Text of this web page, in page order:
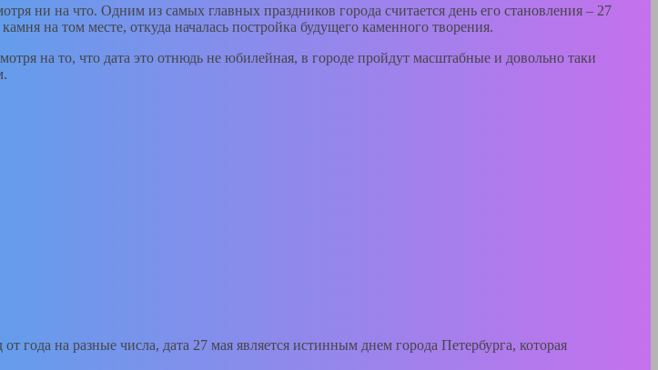
ни на что. Одним из самых главных праздников города считается день его становления – 27
на том месте, откуда началась постройка будущего каменного творения.
на то, что дата это отнюдь не юбилейная, в городе пройдут масштабные и довольно таки
года на разные числа, дата 27 мая является истинным днем города Петербурга, которая